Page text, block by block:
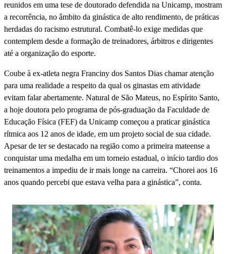
reunidos em uma tese de doutorado defendida na Unicamp, mostram
a recorrência, no âmbito da ginástica de alto rendimento, de práticas
herdadas do racismo estrutural. Combatê-lo exige medidas que
contemplem desde a formação de treinadores, árbitros e dirigentes
até a organização do esporte.
Coube à ex-atleta negra Franciny dos Santos Dias chamar atenção
para uma realidade a respeito da qual os ginastas em atividade
evitam falar abertamente. Natural de São Mateus, no Espírito Santo,
a hoje doutora pelo programa de pós-graduação da Faculdade de
Educação Física (FEF) da Unicamp começou a praticar ginástica
rítmica aos 12 anos de idade, em um projeto social de sua cidade.
Apesar de ter se destacado na região como a primeira mateense a
conquistar uma medalha em um torneio estadual, o início tardio dos
treinamentos a impediu de ir mais longe na carreira. “Chorei aos 16
anos quando percebi que estava velha para a ginástica”, conta.